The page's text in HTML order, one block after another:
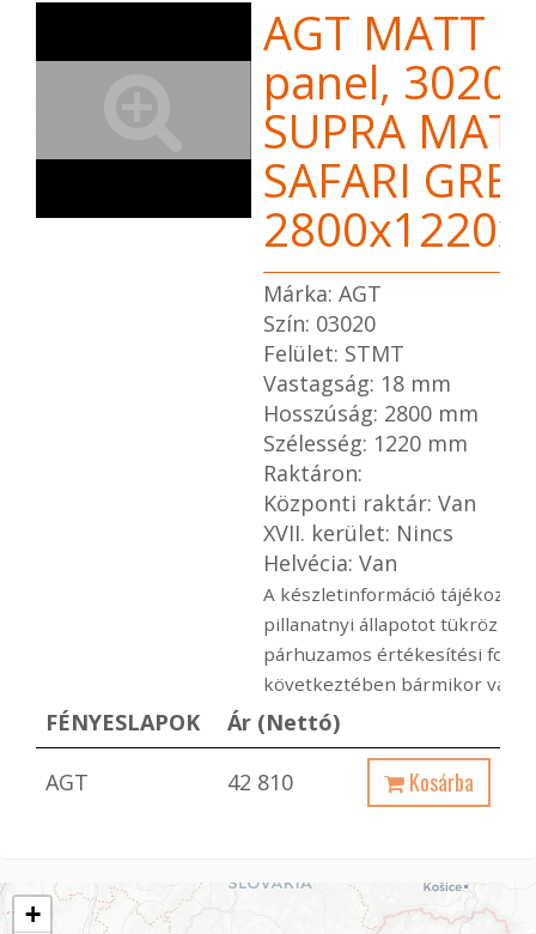
AGT MATT
panel, 3020
SUPRA MAT
SAFARI GREY
Márka: AGT
Szín: 03020
Felület: STMT
Vastagság: 18 mm
Hosszúság: 2800 mm
Szélesség: 1220 mm
Raktáron:
Központi raktár: Van
XVII. kerület: Nincs
Helvécia: Van
A készletinformáció
pillanatnyi állapotot tükröz ami
párhuzamos értékesítési
következtében bármikor
FÉNYESLAPOK Ár (Nettó)
AGT 42 810 Kosárba
+